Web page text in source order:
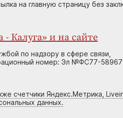
на главную страницу без
Калуга» и на сайте
по надзору в сфере связи,
номер: Эл №ФС77-58967
счетчики Яндекс.Метрика,
данных.